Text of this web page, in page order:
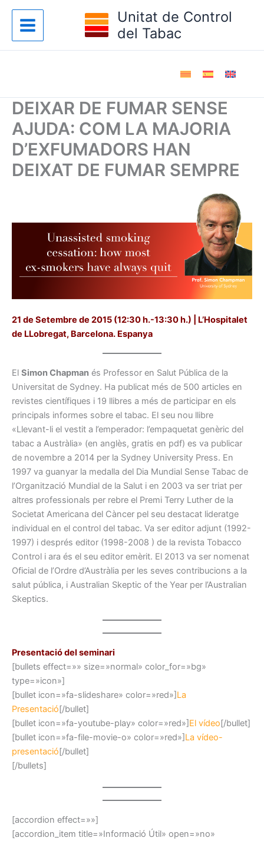
contingut
Unitat de Control
del Tabac
DEIXAR DE FUMAR SENSE
AJUDA: COM LA MAJORIA
D’EXFUMADORS HAN
DEIXAT DE FUMAR SEMPRE
21 de Setembre de 2015 (12:30 h.-13:30 h.) | L’Hospitalet
de LLobregat, Barcelona. Espanya
El Simon Chapman és Professor en Salut Pública de la
Universitat de Sydney. Ha publicat més de 500 articles en
revistes científiques i 19 llibres a més de participar en els
principals informes sobre el tabac. El seu nou llibre
«Llevant-li el vestit a l’emperador: l’empaquetat genèric del
tabac a Austràlia» (en anglès, gratis en pdf) es va publicar
de novembre a 2014 per la Sydney University Press. En
1997 va guanyar la medalla del Dia Mundial Sense Tabac de
l’Organització Mundial de la Salut i en 2003 va ser triat per
altres professionals per rebre el Premi Terry Luther de la
Societat Americana del Càncer pel seu destacat lideratge
individual en el control del tabac. Va ser editor adjunt (1992-
1997) i després editor (1998-2008 ) de la revista Tobacco
Control i ara és el seu editor emèrit. El 2013 va ser nomenat
Oficial de l’Ordre d’Austràlia per les seves contribucions a la
salut pública, i Australian Skeptic of the Year per l’Australian
Skeptics.
Presentació del seminari
[bullets effect=»» size=»normal» color_for=»bg»
type=»icon»]
[bullet icon=»fa-slideshare» color=»red»]La
Presentació[/bullet]
[bullet icon=»fa-youtube-play» color=»red»]El vídeo[/bullet]
[bullet icon=»fa-file-movie-o» color=»red»]La vídeo-
presentació[/bullet]
[/bullets]
[accordion effect=»»]
[accordion_item title=»Informació Útil» open=»no»